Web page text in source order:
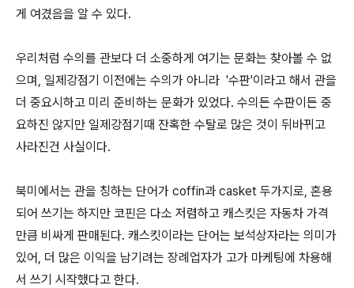
게 여겼음을 알 수 있다.
우리처럼 수의를 관보다 더 소중하게 여기는 문화는 찾아볼 수 없
으며, 일제강점기 이전에는 수의가 아니라 '수판'이라고 해서 관을
더 중요시하고 미리 준비하는 문화가 있었다. 수의든 수판이든 중
요하진 않지만 일제강점기때 잔혹한 수탈로 많은 것이 뒤바뀌고
사라진건 사실이다.
북미에서는 관을 칭하는 단어가 coffin과 casket 두가지로, 혼용
되어 쓰기는 하지만 코핀은 다소 저렴하고 캐스킷은 자동차 가격
만큼 비싸게 판매된다. 캐스킷이라는 단어는 보석상자라는 의미가
있어, 더 많은 이익을 남기려는 장례업자가 고가 마케팅에 차용해
서 쓰기 시작했다고 한다.